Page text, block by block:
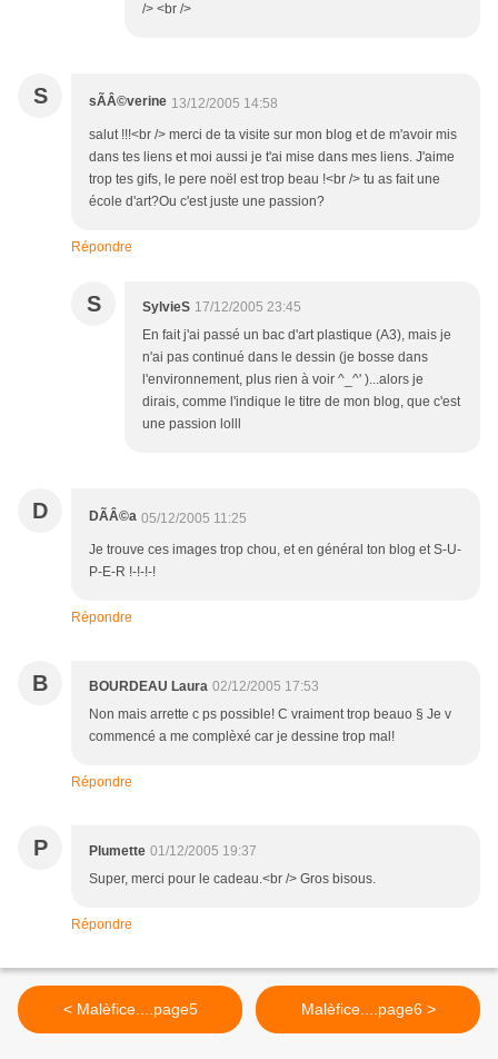
/> <br />
S sÃÂ©verine 13/12/2005 14:58
salut !!!<br /> merci de ta visite sur mon blog et de m'avoir mis
dans tes liens et moi aussi je t'ai mise dans mes liens. J'aime
trop tes gifs, le pere noël est trop beau !<br /> tu as fait une
école d'art?Ou c'est juste une passion?
Répondre
S SylvieS 17/12/2005 23:45
En fait j'ai passé un bac d'art plastique (A3), mais je
n'ai pas continué dans le dessin (je bosse dans
l'environnement, plus rien à voir ^_^' )...alors je
dirais, comme l'indique le titre de mon blog, que c'est
une passion lolll
D DÃÂ©a 05/12/2005 11:25
Je trouve ces images trop chou, et en général ton blog et S-U-
P-E-R !-!-!-!
Répondre
B BOURDEAU Laura 02/12/2005 17:53
Non mais arrette c ps possible! C vraiment trop beauo § Je v
commencé a me complèxé car je dessine trop mal!
Répondre
P Plumette 01/12/2005 19:37
Super, merci pour le cadeau.<br /> Gros bisous.
Répondre
< Malèfice....page5 Malèfice....page6 >